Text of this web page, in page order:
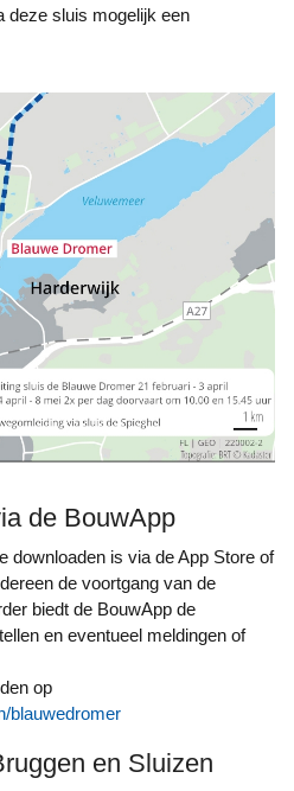
deze sluis mogelijk een
de BouwApp
de voortgang van de
biedt de BouwApp de
en eventueel meldingen of
op
blauwedromer
en Sluizen